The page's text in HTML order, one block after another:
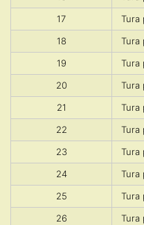
17
Tura
18
Tura
19
Tura
20
Tura
21
Tura
22
Tura
23
Tura
24
Tura
25
Tura
26
Tura